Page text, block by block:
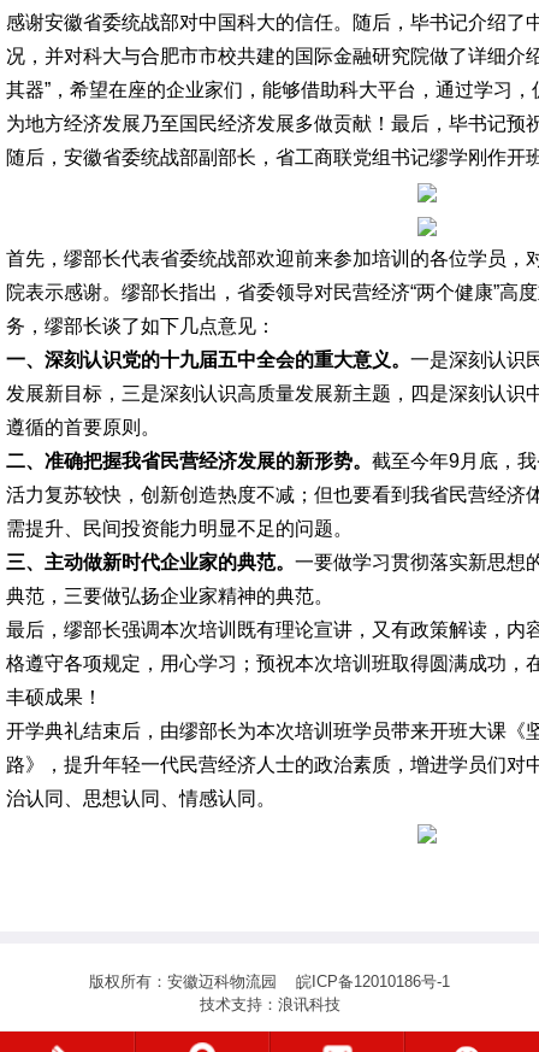
感谢安徽省委统战部对中国科大的信任。随后，毕书记介绍了
况，并对科大与合肥市市校共建的国际金融研究院做了详细介
其器”，希望在座的企业家们，能够借助科大平台，通过学习
为地方经济发展乃至国民经济发展多做贡献！最后，毕书记预
随后，安徽省委统战部副部长，省工商联党组书记缪学刚作开
首先，缪部长代表省委统战部欢迎前来参加培训的各位学员，
院表示感谢。缪部长指出，省委领导对民营经济“两个健康”高
务，缪部长谈了如下几点意见：
一、深刻认识党的十九届五中全会的重大意义。 一是深刻认识
发展新目标，三是深刻认识高质量发展新主题，四是深刻认识
遵循的首要原则。
二、准确把握我省民营经济发展的新形势。 截至今年9月底，
活力复苏较快，创新创造热度不减；但也要看到我省民营经济
需提升、民间投资能力明显不足的问题。
三、主动做新时代企业家的典范。 一要做学习贯彻落实新思想
典范，三要做弘扬企业家精神的典范。
最后，缪部长强调本次培训既有理论宣讲，又有政策解读，内
格遵守各项规定，用心学习；预祝本次培训班取得圆满成功，
丰硕成果！
开学典礼结束后，由缪部长为本次培训班学员带来开班大课《
路》，提升年轻一代民营经济人士的政治素质，增进学员们对
治认同、思想认同、情感认同。
版权所有：安徽迈科物流园 皖ICP备12010186号-1
技术支持： 浪讯科技